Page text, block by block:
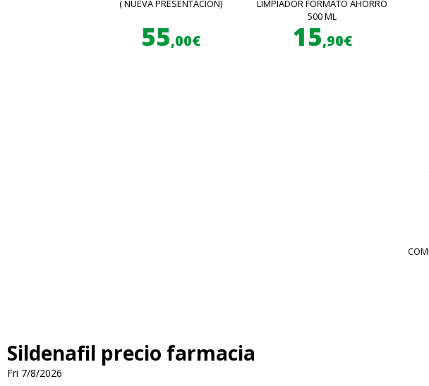
( NUEVA PRESENTACION)
55,00€
LIMPIADOR FORMATO AHORRO
500 ML
15,90€
Sildenafil precio farmacia
Fri 7/8/2026